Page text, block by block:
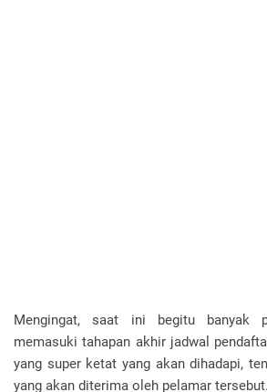
Mengingat, saat ini begitu banyak
memasuki tahapan akhir jadwal
yang super ketat yang akan dihadapi,
yang akan diterima oleh pelamar tersebut.